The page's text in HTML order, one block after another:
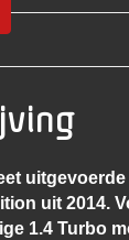
uit 2014.
1.4 Turbo